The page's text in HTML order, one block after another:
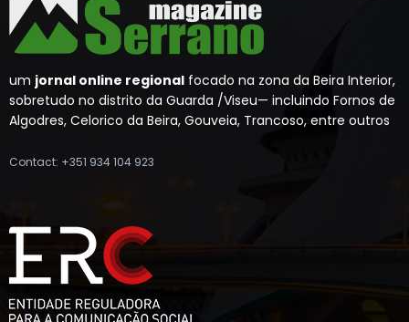
um jornal online regional focado na zona da Beira Interior,
sobretudo no distrito da Guarda /Viseu— incluindo Fornos de
Algodres, Celorico da Beira, Gouveia, Trancoso, entre outros
Contact: +351 934 104 923